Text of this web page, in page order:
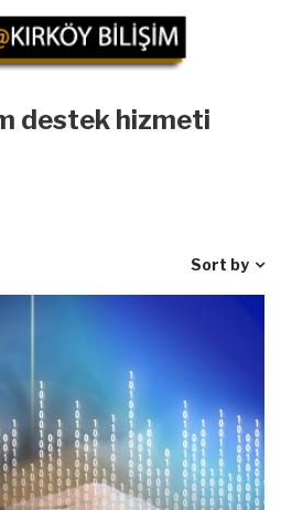
destek hizmeti
Sort by